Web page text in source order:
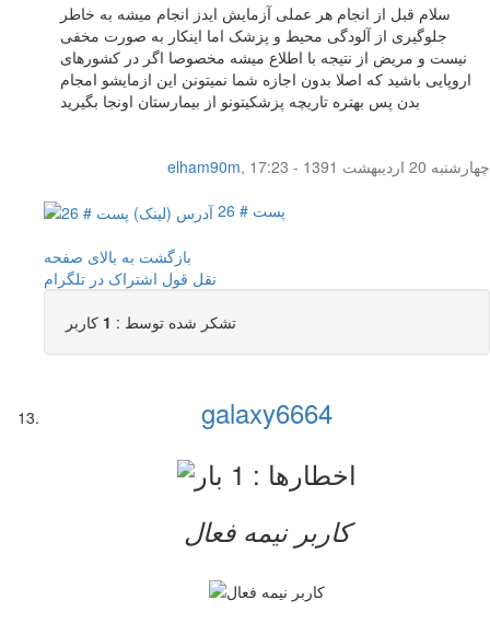
سلام قبل از انجام هر عملی آزمایش ایدز انجام میشه به خاطر
جلوگیری از آلودگی محیط و پزشک اما اینکار به صورت مخفی
نیست و مریض از نتیجه با اطلاع میشه مخصوصا اگر در کشورهای
اروپایی باشید که اصلا بدون اجازه شما نمیتونن این ازمایشو امجام
بدن پس بهتره تاریچه پزشکیتونو از بیمارستان اونجا بگیرید
elham90m,
چهار‌شنبه 20 اردیبهشت 1391 - 17:23
پست # 26
بازگشت به بالای صفحه
نقل قول اشتراک در تلگرام
تشکر شده توسط : 1 کاربر
galaxy6664
کاربر نيمه فعال